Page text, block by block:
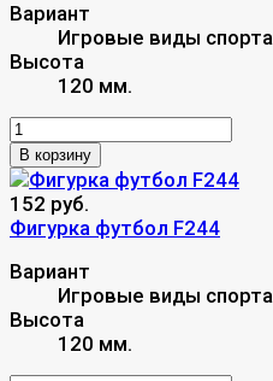
Вариант
Игровые виды спорта
Высота
120 мм.
В корзину
152 руб.
Фигурка футбол F244
Вариант
Игровые виды спорта
Высота
120 мм.